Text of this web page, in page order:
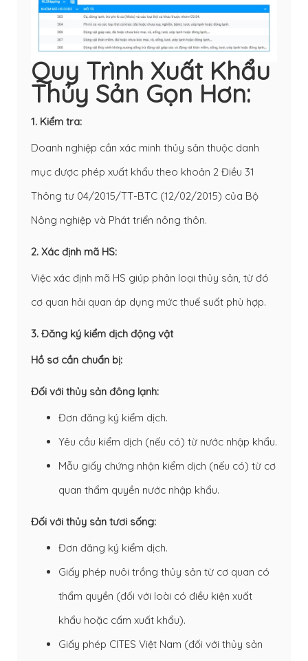
Quy Trình Xuất Khẩu
Thủy Sản Gọn Hơn:
1. Kiểm tra:
Doanh nghiệp cần xác minh thủy sản thuộc danh
mục được phép xuất khẩu theo khoản 2 Điều 31
Thông tư 04/2015/TT-BTC (12/02/2015) của Bộ
Nông nghiệp và Phát triển nông thôn.
2. Xác định mã HS:
Việc xác định mã HS giúp phân loại thủy sản, từ đó
cơ quan hải quan áp dụng mức thuế suất phù hợp.
3. Đăng ký kiểm dịch động vật
Hồ sơ cần chuẩn bị:
Đối với thủy sản đông lạnh:
Đơn đăng ký kiểm dịch.
Yêu cầu kiểm dịch (nếu có) từ nước nhập khẩu.
Mẫu giấy chứng nhận kiểm dịch (nếu có) từ cơ
quan thẩm quyền nước nhập khẩu.
Đối với thủy sản tươi sống:
Đơn đăng ký kiểm dịch.
Giấy phép nuôi trồng thủy sản từ cơ quan có
thẩm quyền (đối với loài có điều kiện xuất
khẩu hoặc cấm xuất khẩu).
Giấy phép CITES Việt Nam (đối với thủy sản